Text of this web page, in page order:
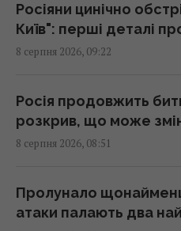
08:59 субота, 08 серпня 2026
Що не слід робити
здорового травлення
08:58 субота, 08 серпня 2026
Томаса Крауна" від
08:34 субота, 08 серпня 2026
Росіяни цинічно
Київ": перші деталі
8 серпня 2026, 09:22
Росія продовжить
розкрив, що може
8 серпня 2026, 08:51
Пролунало
атаки палають два